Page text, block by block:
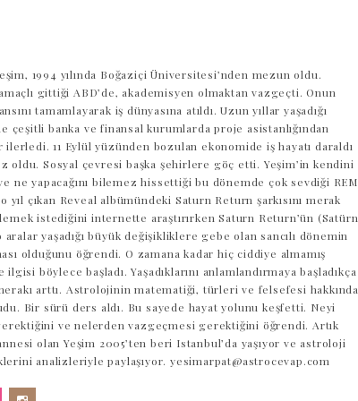
1994 yılında Boğaziçi Üniversitesi’nden mezun oldu.
gittiği ABD’de, akademisyen olmaktan vazgeçti. Onun
tamamlayarak iş dünyasına atıldı. Uzun yıllar yaşadığı
çeşitli banka ve finansal kurumlarda proje asistanlığından
11 Eylül yüzünden bozulan ekonomide iş hayatı daraldı
oldu. Sosyal çevresi başka şehirlere göç etti. Yeşim’in kendini
ne yapacağını bilemez hissettiği bu dönemde çok sevdiği REM
çıkan Reveal albümündeki Saturn Return şarkısını merak
istediğini internette araştırırken Saturn Return’ün (Satürn
yaşadığı büyük değişikliklere gebe olan sancılı dönemin
olduğunu öğrendi. O zamana kadar hiç ciddiye almamış
böylece başladı. Yaşadıklarını anlamlandırmaya başladıkça
arttı. Astrolojinin matematiği, türleri ve felsefesi hakkında
Bir sürü ders aldı. Bu sayede hayat yolunu keşfetti. Neyi
ve nelerden vazgeçmesi gerektiğini öğrendi. Artık
olan Yeşim 2005’ten beri Istanbul’da yaşıyor ve astroloji
analizleriyle paylaşıyor. yesimarpat@astrocevap.com